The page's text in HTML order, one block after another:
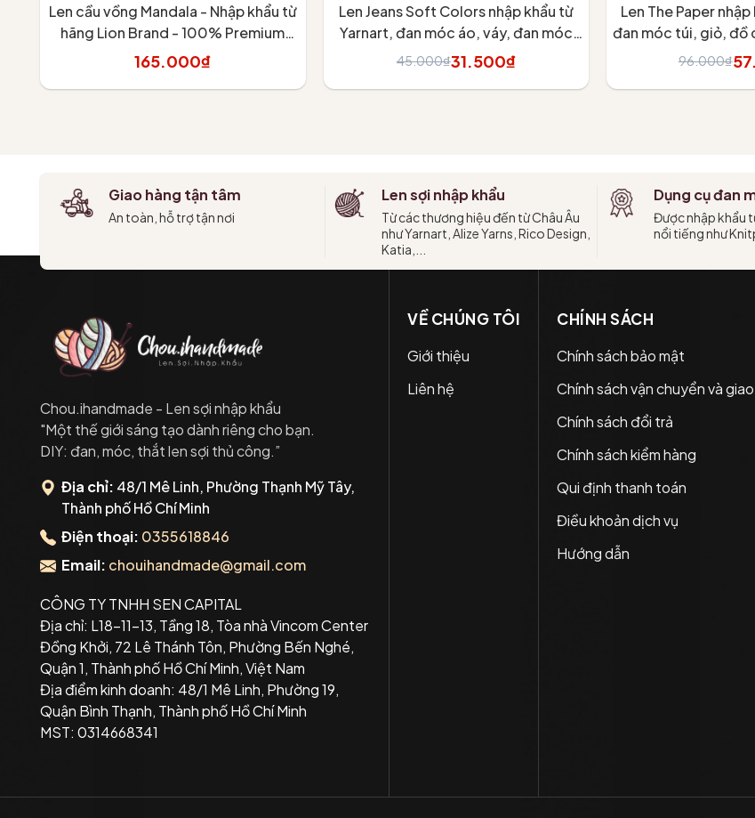
Len cầu vồng Mandala - Nhập khẩu từ
hãng Lion Brand - 100% Premium
Acrylic - 150gram dài 173m
165.000₫
Len Jeans Soft Colors nhập khẩu từ
Yarnart, đan móc áo, váy, đan móc
thú
45.000₫31.500₫
Len The Paper
đan móc túi, giỏ, đồ
thất
96.000₫
Giao hàng tận tâm
An toàn, hỗ trợ tận nơi
Len sợi nhập khẩu
Từ các thương hiệu đến từ Châu Âu
như Yarnart, Alize Yarns, Rico Design,
Katia,...
Dụng cụ đan
Được nhập khẩu
nổi tiếng như
Chou.ihandmade - Len sợi nhập khẩu
"Một thế giới sáng tạo dành riêng cho bạn.
DIY: đan, móc, thắt len sợi thủ công.”
Địa chỉ: 48/1 Mê Linh, Phường Thạnh Mỹ Tây,
Thành phố Hồ Chí Minh
Điện thoại: 0355618846
Email: chouihandmade@gmail.com
CÔNG TY TNHH SEN CAPITAL
Địa chỉ: L18-11-13, Tầng 18, Tòa nhà Vincom Center
Đồng Khởi, 72 Lê Thánh Tôn, Phường Bến Nghé,
Quận 1, Thành phố Hồ Chí Minh, Việt Nam
Địa điểm kinh doanh: 48/1 Mê Linh, Phường 19,
Quận Bình Thạnh, Thành phố Hồ Chí Minh
MST: 0314668341
VỀ CHÚNG TÔI
Giới thiệu
Liên hệ
CHÍNH SÁCH
Chính sách bảo mật
Chính sách vận chuyển và
Chính sách đổi trả
Chính sách kiểm hàng
Qui định thanh toán
Điều khoản dịch vụ
Hướng dẫn